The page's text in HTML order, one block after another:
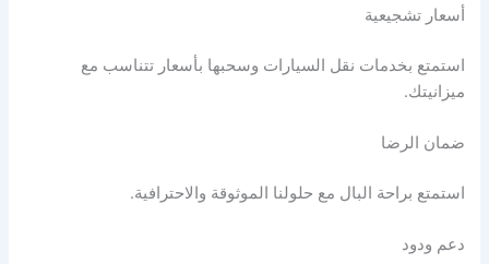
أسعار تشجيعية
استمتع بخدمات نقل السيارات وسحبها بأسعار تتناسب مع
ميزانيتك.
ضمان الرضا
استمتع براحة البال مع حلولنا الموثوقة والاحترافية.
دعم ودود